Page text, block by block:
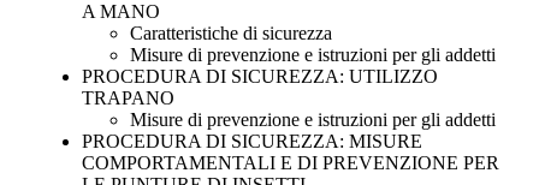
A MANO
Caratteristiche di sicurezza
Misure di prevenzione e istruzioni per gli addetti
PROCEDURA DI SICUREZZA: UTILIZZO
TRAPANO
Misure di prevenzione e istruzioni per gli addetti
PROCEDURA DI SICUREZZA: MISURE
COMPORTAMENTALI E DI PREVENZIONE PER